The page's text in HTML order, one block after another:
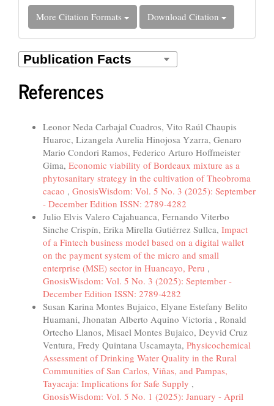
More Citation Formats Download Citation
References
Leonor Neda Carbajal Cuadros, Vito Raúl Chaupis
Huaroc, Lizangela Aurelia Hinojosa Yzarra, Genaro
Mario Condori Ramos, Federico Arturo Hoffmeister
Gima, Economic viability of Bordeaux mixture as a
phytosanitary strategy in the cultivation of Theobroma
cacao , GnosisWisdom: Vol. 5 No. 3 (2025): September
- December Edition ISSN: 2789-4282
Julio Elvis Valero Cajahuanca, Fernando Viterbo
Sinche Crispín, Erika Mirella Gutiérrez Sullca, Impact
of a Fintech business model based on a digital wallet
on the payment system of the micro and small
enterprise (MSE) sector in Huancayo, Peru ,
GnosisWisdom: Vol. 5 No. 3 (2025): September -
December Edition ISSN: 2789-4282
Susan Karina Montes Bujaico, Elyane Estefany Belito
Huamani, Jhonatan Alberto Aquino Victoria , Ronald
Ortecho Llanos, Misael Montes Bujaico, Deyvid Cruz
Ventura, Fredy Quintana Uscamayta, Physicochemical
Assessment of Drinking Water Quality in the Rural
Communities of San Carlos, Viñas, and Pampas,
Tayacaja: Implications for Safe Supply ,
GnosisWisdom: Vol. 5 No. 1 (2025): January - April